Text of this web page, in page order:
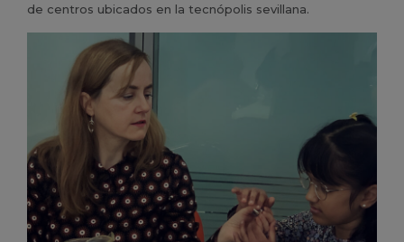
de centros ubicados en la tecnópolis sevillana.